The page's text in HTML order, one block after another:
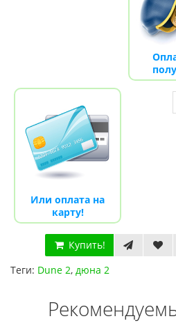
Или оплата на
карту!
Купить!
Теги: Dune 2, дюна 2